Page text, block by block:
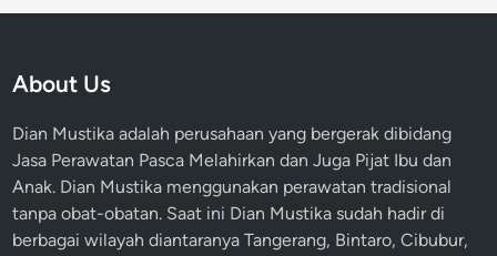
About Us
Dian Mustika adalah perusahaan yang bergerak dibidang
Jasa Perawatan Pasca Melahirkan dan Juga Pijat Ibu dan
Anak. Dian Mustika menggunakan perawatan tradisional
tanpa obat-obatan. Saat ini Dian Mustika sudah hadir di
berbagai wilayah diantaranya Tangerang, Bintaro, Cibubur,